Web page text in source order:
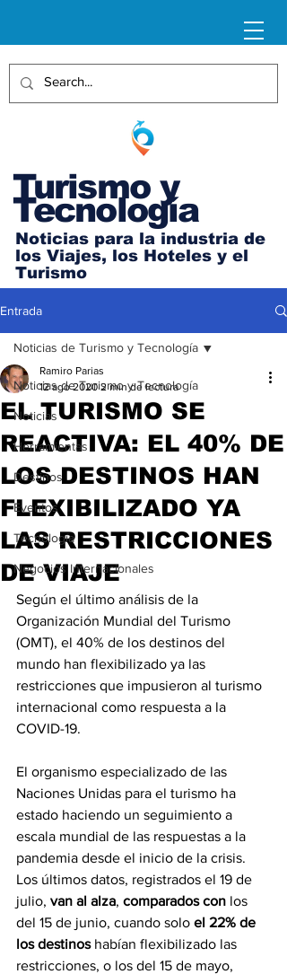
Turismo y
Tecnología
Noticias para la industria de
los Viajes, los Hoteles y el
Turismo
Entrada
Noticias de Turismo y Tecnología
Noticias
Herramientas
Destinos
Eventos
Tecnología
Negocios Internacionales
Noticias de Turismo y Tecnología
EL TURISMO SE
REACTIVA: EL 40% DE
LOS DESTINOS HAN
FLEXIBILIZADO YA
LAS RESTRICCIONES
DE VIAJE
Ramiro Parias
12 ago 2020 2 min de lectura
Según el último análisis de la
Organización Mundial del Turismo
(OMT), el 40% de los destinos del
mundo han flexibilizado ya las
restricciones que impusieron al turismo
internacional como respuesta a la
COVID-19.
El organismo especializado de las
Naciones Unidas para el turismo ha
estado haciendo un seguimiento a
escala mundial de las respuestas a la
pandemia desde el inicio de la crisis.
Los últimos datos, registrados el 19 de
julio, van al alza, comparados con los
del 15 de junio, cuando solo el 22% de
los destinos habían flexibilizado las
restricciones, o los del 15 de mayo,